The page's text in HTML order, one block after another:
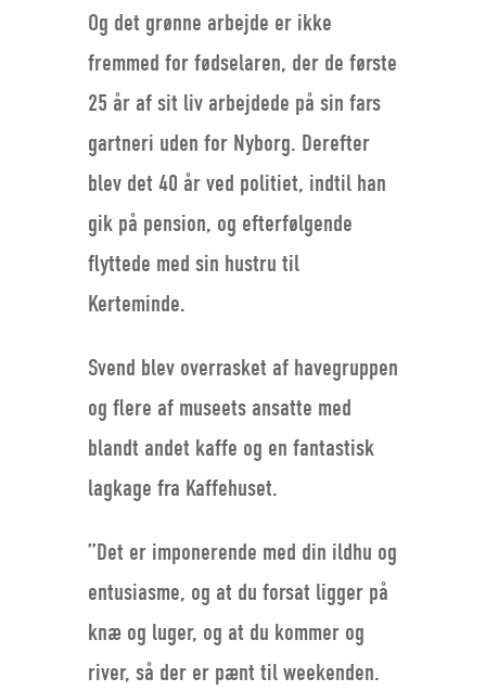
Og det grønne arbejde er ikke
fremmed for fødselaren, der de første
25 år af sit liv arbejdede på sin fars
gartneri uden for Nyborg. Derefter
blev det 40 år ved politiet, indtil han
gik på pension, og efterfølgende
flyttede med sin hustru til
Kerteminde.
Svend blev overrasket af havegruppen
og flere af museets ansatte med
blandt andet kaffe og en fantastisk
lagkage fra Kaffehuset.
”Det er imponerende med din ildhu og
entusiasme, og at du forsat ligger på
knæ og luger, og at du kommer og
river, så der er pænt til weekenden.